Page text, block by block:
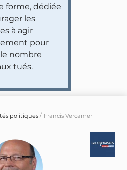
forme, dédiée
les
à agir
pour
nombre
tués.
politiques Francis Vercamer